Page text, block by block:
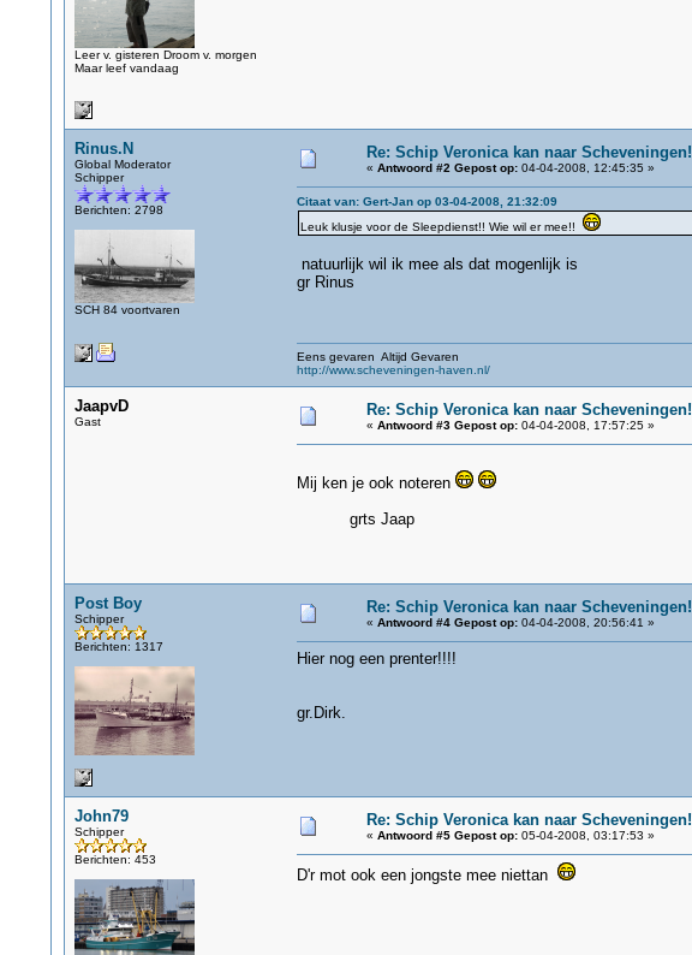
Leer v. gisteren Droom v. morgen
Maar leef vandaag
Rinus.N
Global Moderator
Schipper
Berichten: 2798
SCH 84 voortvaren
Re: Schip Veronica kan naar Scheveningen!
« Antwoord #2 Gepost op:04-04-2008, 12:45:35 »
Citaat van: Gert-Jan op 03-04-2008, 21:32:09
Leuk klusje voor de Sleepdienst!! Wie wil er mee!!
natuurlijk wil ik mee als dat mogenlijk is
gr Rinus
Eens gevaren Altijd Gevaren
http://www.scheveningen-haven.nl/
JaapvD
Gast
Re: Schip Veronica kan naar Scheveningen!
« Antwoord #3 Gepost op:04-04-2008, 17:57:25 »
Mij ken je ook noteren
grts Jaap
Post Boy
Schipper
Berichten: 1317
Re: Schip Veronica kan naar Scheveningen!
« Antwoord #4 Gepost op:04-04-2008, 20:56:41 »
Hier nog een prenter!!!!
gr.Dirk.
John79
Schipper
Berichten: 453
Re: Schip Veronica kan naar Scheveningen!
« Antwoord #5 Gepost op:05-04-2008, 03:17:53 »
D'r mot ook een jongste mee niettan